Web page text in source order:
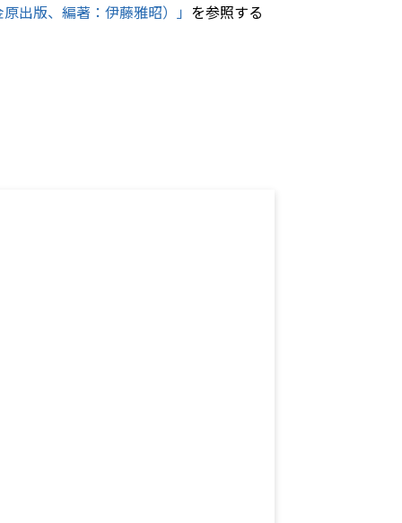
出版、編著：伊藤雅昭）」 を参照する